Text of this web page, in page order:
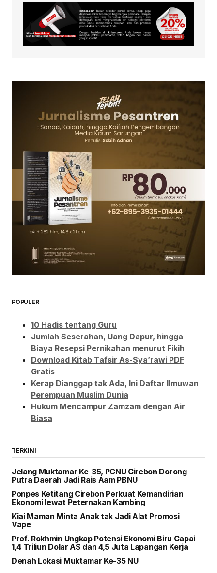
POPULER
10 Hadis tentang Guru
Jumlah Seserahan, Uang Dapur, hingga
Biaya Resepsi Pernikahan menurut Fikih
Download Kitab Tafsir As-Sya’rawi PDF
Gratis
Kerap Dianggap tak Ada, Ini Daftar Ilmuwan
Perempuan Muslim Dunia
Hukum Mencampur Zamzam dengan Air
Biasa
TERKINI
Jelang Muktamar Ke-35, PCNU Cirebon Dorong
Putra Daerah Jadi Rais Aam PBNU
Ponpes Ketitang Cirebon Perkuat Kemandirian
Ekonomi lewat Peternakan Kambing
Kiai Maman Minta Anak tak Jadi Alat Promosi
Vape
Prof. Rokhmin Ungkap Potensi Ekonomi Biru Capai
1,4 Triliun Dolar AS dan 4,5 Juta Lapangan Kerja
Denah Lokasi Muktamar Ke-35 NU